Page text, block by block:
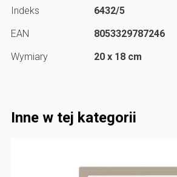
Indeks
6432/5
EAN
8053329787246
Wymiary
20 x 18 cm
Inne w tej kategorii